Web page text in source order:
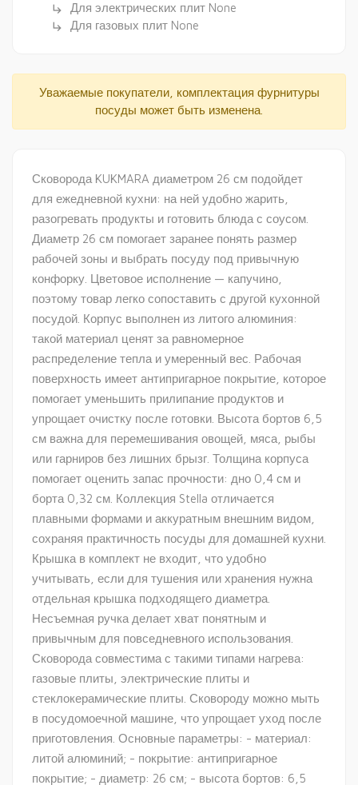
subdirectory_arrow_right Для электрических плит None
subdirectory_arrow_right Для газовых плит None
Уважаемые покупатели, комплектация фурнитуры
посуды может быть изменена.
Сковорода KUKMARA диаметром 26 см подойдет
для ежедневной кухни: на ней удобно жарить,
разогревать продукты и готовить блюда с соусом.
Диаметр 26 см помогает заранее понять размер
рабочей зоны и выбрать посуду под привычную
конфорку. Цветовое исполнение — капучино,
поэтому товар легко сопоставить с другой кухонной
посудой. Корпус выполнен из литого алюминия:
такой материал ценят за равномерное
распределение тепла и умеренный вес. Рабочая
поверхность имеет антипригарное покрытие, которое
помогает уменьшить прилипание продуктов и
упрощает очистку после готовки. Высота бортов 6,5
см важна для перемешивания овощей, мяса, рыбы
или гарниров без лишних брызг. Толщина корпуса
помогает оценить запас прочности: дно 0,4 см и
борта 0,32 см. Коллекция Stella отличается
плавными формами и аккуратным внешним видом,
сохраняя практичность посуды для домашней кухни.
Крышка в комплект не входит, что удобно
учитывать, если для тушения или хранения нужна
отдельная крышка подходящего диаметра.
Несъемная ручка делает хват понятным и
привычным для повседневного использования.
Сковорода совместима с такими типами нагрева:
газовые плиты, электрические плиты и
стеклокерамические плиты. Сковороду можно мыть
в посудомоечной машине, что упрощает уход после
приготовления. Основные параметры: - материал:
литой алюминий; - покрытие: антипригарное
покрытие; - диаметр: 26 см; - высота бортов: 6,5